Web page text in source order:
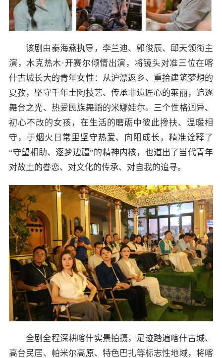
该剧由秦海燕执导，李兰迪、郭俊辰、邱天领衔主
演，木克热木·开赛尔倾情出演，将镜头对准三位在喀
什古城长大的青年女性：从沪漂返乡、重拾建筑梦想的
夏孜，坚守千年土陶技艺、传承非遗匠心的莱丽，追逐
舞台之光、热爱民族舞蹈的米娜娃尔。三个性格迥异、
初心不改的女孩，在生活的磨砺中彼此搀扶、温暖相
守，于烟火日常里坚守热爱、向阳成长，精准诠释了
“守望相助、逐梦边疆”的精神内核，也道出了当代青年
对故土的眷恋、对文化的传承、对自我的追寻。
全剧全程深耕喀什实景拍摄，足迹踏遍喀什古城、
高台民居、帕米尔高原、特色巴扎等标志性地域，将喀